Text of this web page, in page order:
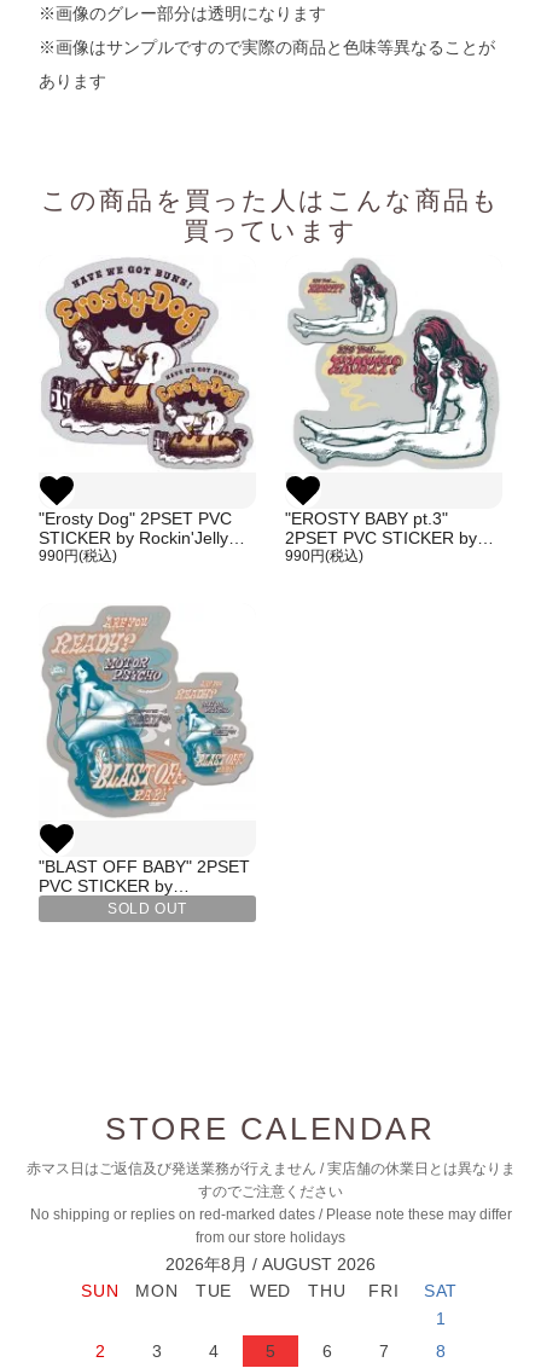
※画像のグレー部分は透明になります
※画像はサンプルですので実際の商品と色味等異なることが
あります
この商品を買った人は こんな商品も
買っています
"Erosty Dog" 2PSET PVC
STICKER by Rockin'Jelly
bean
990円(税込)
"EROSTY BABY pt.3"
2PSET PVC STICKER by
Rockin'Jelly bean
990円(税込)
"BLAST OFF BABY" 2PSET
PVC STICKER by
Rockin'Jelly bean
SOLD OUT
STORE CALENDAR
赤マス日はご返信及び発送業務が行えません / 実店舗の休業日とは異なりま
すのでご注意ください
No shipping or replies on red-marked dates / Please note these may differ
from our store holidays
2026年8月 / AUGUST 2026
1
2
3 4 5 6 7 8